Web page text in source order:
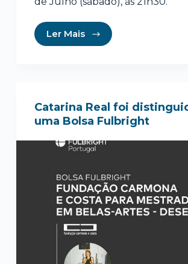
Ler Mais
Catarina Real foi
uma Bolsa Fulbright